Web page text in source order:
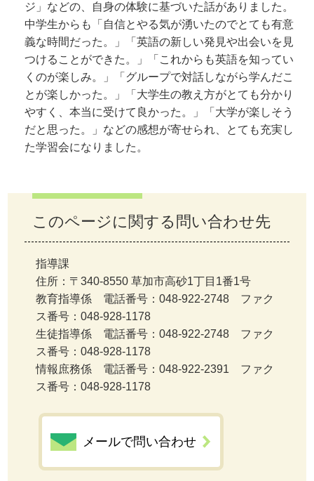
ジ」などの、自身の体験に基づいた話がありました。
中学生からも「自信とやる気が湧いたのでとても有意
義な時間だった。」「英語の新しい発見や出会いを見
つけることができた。」「これからも英語を知ってい
くのが楽しみ。」「グループで対話しながら学んだこ
とが楽しかった。」「大学生の教え方がとても分かり
やすく、本当に受けて良かった。」「大学が楽しそう
だと思った。」などの感想が寄せられ、とても充実し
た学習会になりました。
このページに関する問い合わせ先
指導課
住所：〒340-8550 草加市高砂1丁目1番1号
教育指導係 電話番号：048-922-2748 ファク
ス番号：048-928-1178
生徒指導係 電話番号：048-922-2748 ファク
ス番号：048-928-1178
情報庶務係 電話番号：048-922-2391 ファク
ス番号：048-928-1178
メールで問い合わせ